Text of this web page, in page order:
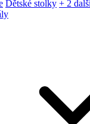
Dětské stolky + 2